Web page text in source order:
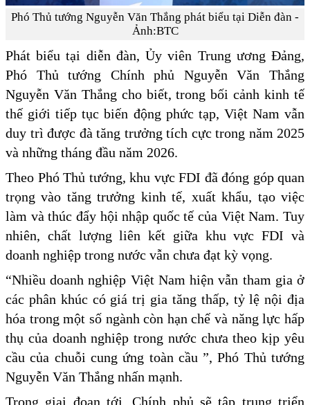
Phó Thủ tướng Nguyễn Văn Thắng phát biểu tại Diễn đàn -
Ảnh:BTC
Phát biểu tại diễn đàn, Ủy viên Trung ương Đảng,
Phó Thủ tướng Chính phủ Nguyễn Văn Thắng
Nguyễn Văn Thắng cho biết, trong bối cảnh kinh tế
thế giới tiếp tục biến động phức tạp, Việt Nam vẫn
duy trì được đà tăng trưởng tích cực trong năm 2025
và những tháng đầu năm 2026.
Theo Phó Thủ tướng, khu vực FDI đã đóng góp quan
trọng vào tăng trưởng kinh tế, xuất khẩu, tạo việc
làm và thúc đẩy hội nhập quốc tế của Việt Nam. Tuy
nhiên, chất lượng liên kết giữa khu vực FDI và
doanh nghiệp trong nước vẫn chưa đạt kỳ vọng.
“Nhiều doanh nghiệp Việt Nam hiện vẫn tham gia ở
các phân khúc có giá trị gia tăng thấp, tỷ lệ nội địa
hóa trong một số ngành còn hạn chế và năng lực hấp
thụ của doanh nghiệp trong nước chưa theo kịp yêu
cầu của chuỗi cung ứng toàn cầu ”, Phó Thủ tướng
Nguyễn Văn Thắng nhấn mạnh.
Trong giai đoạn tới, Chính phủ sẽ tập trung triển